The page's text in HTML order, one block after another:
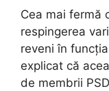
Cea mai fermă
respingerea
reveni în
explicat că
de membrii